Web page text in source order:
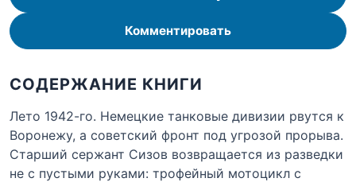
Комментировать
СОДЕРЖАНИЕ КНИГИ
Лето 1942-го. Немецкие танковые дивизии рвутся к
Воронежу, а советский фронт под угрозой прорыва.
Старший сержант Сизов возвращается из разведки
не с пустыми руками: трофейный мотоцикл с